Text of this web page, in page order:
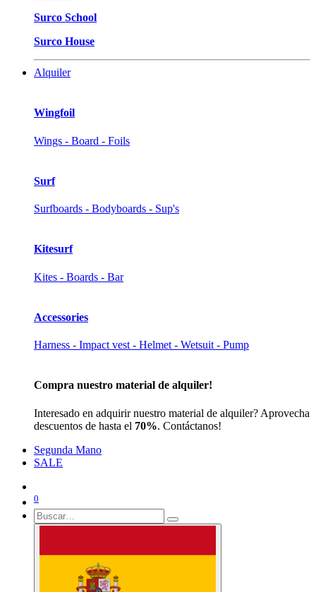
Surco School
Surco House
Alquiler
Wingfoil
Wings - Board - Foils
Surf
Surfboards - Bodyboards - Sup's
Kitesurf
Kites - Boards - Bar
Accessories
Harness - Impact vest - Helmet - Wetsuit - Pump
Compra nuestro material de alquiler!
Interesado en adquirir nuestro material de alquiler? Aprovecha
descuentos de hasta el 70%. Contáctanos!
Segunda Mano
SALE
0